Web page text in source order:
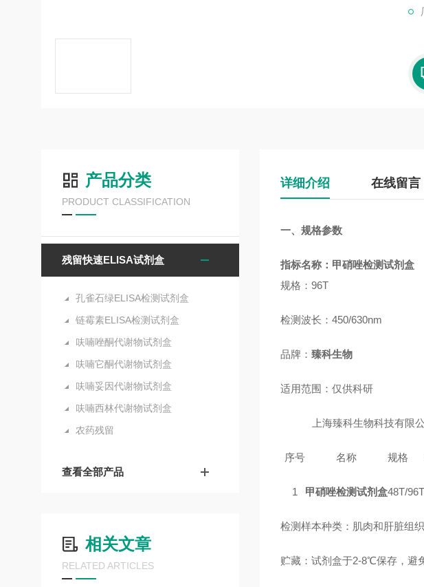
产品分类
PRODUCT CLASSIFICATION
残留快速ELISA试剂盒
孔雀石绿ELISA检测试剂盒
链霉素ELISA检测试剂盒
呋喃唑酮代谢物试剂盒
呋喃它酮代谢物试剂盒
呋喃妥因代谢物试剂盒
呋喃西林代谢物试剂盒
农药残留
查看全部产品
相关文章
RELATED ARTICLES
详细介绍 在线留言
一、规格参数
指标名称： 甲硝唑检测试剂盒
规格：96T
检测波长：450/630nm
品牌： 臻科生物
适用范围：仅供科研
上海臻科生物科技有限
序号 名称 规格
1 甲硝唑检测试剂盒48T/96T
检测样本种类：肌肉和肝脏组
贮藏：试剂盒于2-8℃保存，避